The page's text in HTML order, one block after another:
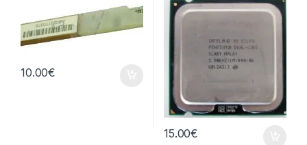
10.00€
15.00€